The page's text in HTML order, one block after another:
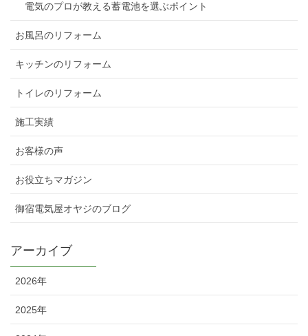
電気のプロが教える蓄電池を選ぶポイント
お風呂のリフォーム
キッチンのリフォーム
トイレのリフォーム
施工実績
お客様の声
お役立ちマガジン
御宿電気屋オヤジのブログ
アーカイブ
2026年
2025年